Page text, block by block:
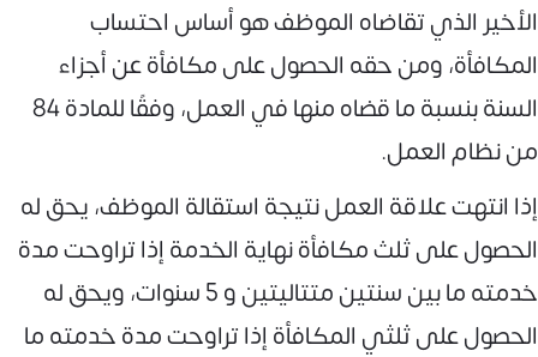
الأخير الذي تقاضاه الموظف هو أساس احتساب
المكافأة، ومن حقه الحصول على مكافأة عن أجزاء
السنة بنسبة ما قضاه منها في العمل، وفقًا للمادة 84
من نظام العمل.
إذا انتهت علاقة العمل نتيجة استقالة الموظف، يحق له
الحصول على ثلث مكافأة نهاية الخدمة إذا تراوحت مدة
خدمته ما بين سنتين متتاليتين و 5 سنوات، ويحق له
الحصول على ثلثي المكافأة إذا تراوحت مدة خدمته ما